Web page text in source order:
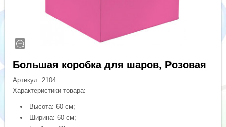
Большая коробка для шаров, Розовая
Артикул: 2104
Характеристики товара:
Высота: 60 см;
Ширина: 60 см;